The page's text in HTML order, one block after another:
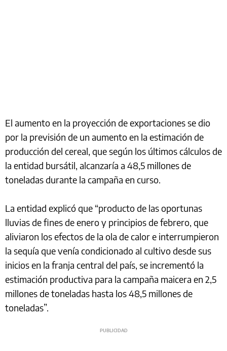
El aumento en la proyección de exportaciones se dio
por la previsión de un aumento en la estimación de
producción del cereal, que según los últimos cálculos de
la entidad bursátil, alcanzaría a 48,5 millones de
toneladas durante la campaña en curso.
La entidad explicó que “producto de las oportunas
lluvias de fines de enero y principios de febrero, que
aliviaron los efectos de la ola de calor e interrumpieron
la sequía que venía condicionado al cultivo desde sus
inicios en la franja central del país, se incrementó la
estimación productiva para la campaña maicera en 2,5
millones de toneladas hasta los 48,5 millones de
toneladas”.